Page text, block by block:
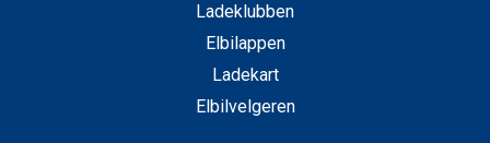
Ladeklubben
Elbilappen
Ladekart
Elbilvelgeren